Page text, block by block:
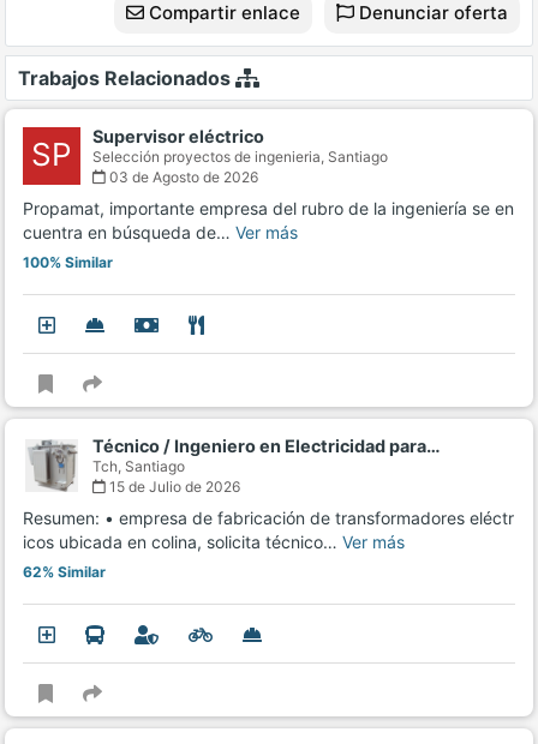
Compartir enlace Denunciar oferta
Trabajos Relacionados
SP Supervisor eléctrico
Selección proyectos de ingenieria, Santiago
03 de Agosto de 2026
Propamat, importante empresa del rubro de la ingeniería se en
cuentra en búsqueda de… Ver más
100% Similar
Técnico / Ingeniero en Electricidad para…
Tch, Santiago
15 de Julio de 2026
Resumen: • empresa de fabricación de transformadores eléctr
icos ubicada en colina, solicita técnico… Ver más
62% Similar